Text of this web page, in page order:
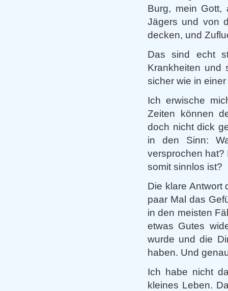
Burg, mein
Jägers und von
decken, und
Das sind echt
Krankheiten und
sicher wie in
Ich erwische
Zeiten können
doch nicht dick
in den Sinn:
versprochen hat?
somit sinnlos ist?
Die klare Antwort
paar Mal das
in den meisten
etwas Gutes
wurde und die
haben. Und
Ich habe nicht
kleines Leben.